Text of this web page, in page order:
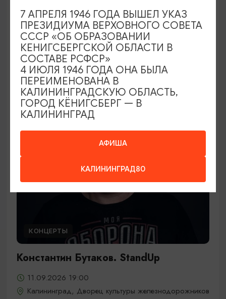
Лорд Фаунтлерой
10.09.2026 19:00
Калининград, Калининградский областной
драматический театр
ОТ 1000₽
КОНЦЕРТЫ
Константин Бутаков. StandUp
11.09.2026 19:00
Калининград, Дворец культуры железнодорожников
АФИША
КАЛИНИНГРАД80
7 АПРЕЛЯ 1946 ГОДА ВЫШЕЛ УКАЗ
ПРЕЗИДИУМА ВЕРХОВНОГО СОВЕТА
СССР «ОБ ОБРАЗОВАНИИ
КЕНИГСБЕРГСКОЙ ОБЛАСТИ В
СОСТАВЕ РСФСР»
4 ИЮЛЯ 1946 ГОДА ОНА БЫЛА
ПЕРЕИМЕНОВАНА В
КАЛИНИНГРАДСКУЮ ОБЛАСТЬ,
ГОРОД КЁНИГСБЕРГ — В
КАЛИНИНГРАД